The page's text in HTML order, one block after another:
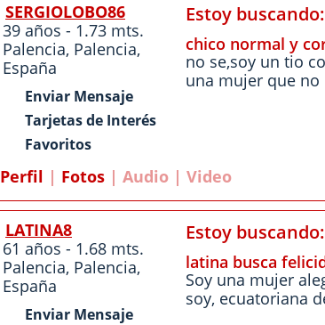
SERGIOLOBO86
39 años - 1.73 mts.
Palencia, Palencia,
España
Enviar Mensaje
Tarjetas de Interés
Favoritos
Estoy buscando:
chico normal y
no se,soy un tio
una mujer que
Perfil | Fotos | Audio | Video
LATINA8
61 años - 1.68 mts.
Palencia, Palencia,
España
Enviar Mensaje
Estoy buscando:
latina busca
Soy una mujer
soy, ecuatoriana